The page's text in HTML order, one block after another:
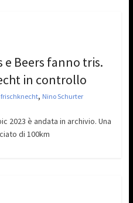
e Beers fanno tris.
in controllo
frischknecht, Nino Schurter
2023 è andata in archivio. Una
di 100km